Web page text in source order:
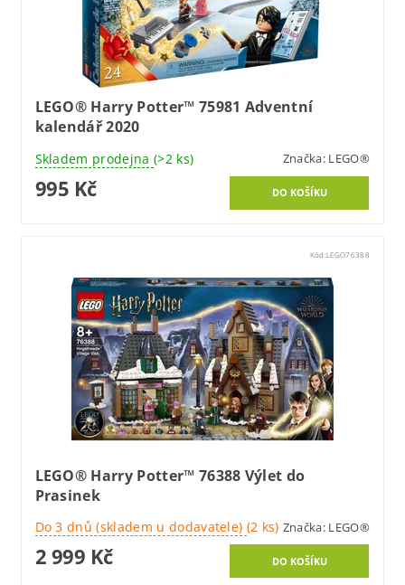
LEGO® Harry Potter™ 75981 Adventní
kalendář 2020
Skladem prodejna (>2 ks) Značka: LEGO®
995 Kč
Kód:LEGO76388
LEGO® Harry Potter™ 76388 Výlet do
Prasinek
Do 3 dnů (skladem u dodavatele) (2 ks) Značka: LEGO®
2 999 Kč